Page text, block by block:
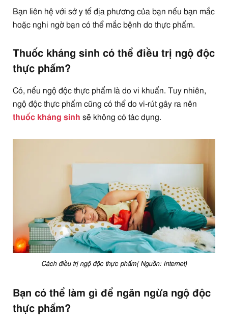
Bạn liên hệ với sở y tế địa phương của bạn nếu bạn mắc
hoặc nghi ngờ bạn có thể mắc bệnh do thực phẩm.
Thuốc kháng sinh có thể điều trị ngộ độc
thực phẩm?
Có, nếu ngộ độc thực phẩm là do vi khuẩn. Tuy nhiên,
ngộ độc thực phẩm cũng có thể do vi-rút gây ra nên
thuốc kháng sinh sẽ không có tác dụng.
Cách điều trị ngộ độc thực phẩm( Nguồn: Internet)
Bạn có thể làm gì để ngăn ngừa ngộ độc
thực phẩm?